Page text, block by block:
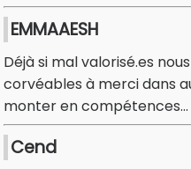
EMMAAESH
Déjà si mal valorisé.es
corvéables à merci dans
monter en
Cend